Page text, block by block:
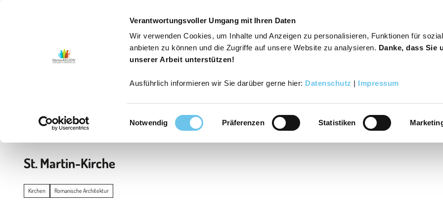
Verantwortungsvoller Umgang mit Ihren Daten
Wir verwenden Cookies, um Inhalte und Anzeigen zu personalisieren, Funktionen für
anbieten zu können und die Zugriffe auf unsere Website zu analysieren. Danke, dass Sie
unserer Arbeit unterstützen!
Ausführlich informieren wir Sie darüber gerne hier: Datenschutz | Impressum
i
Notwendig Präferenzen Statistiken
Aktiv sein Erleben Service Aktuelles Varusregion Suche Buchen
Startseite
St. Martin-Kirche
Kirchen Romanische Architektur